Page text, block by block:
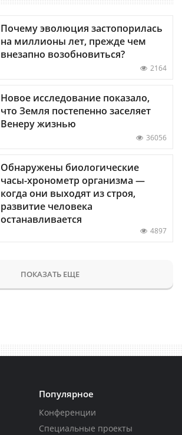
Почему эволюция застопорилась
на миллионы лет, прежде чем
внезапно возобновиться?
2164
Новое исследование показало,
что Земля постепенно заселяет
Венеру жизнью
36056
Обнаружены биологические
часы-хронометр организма —
когда они выходят из строя,
развитие человека
останавливается
4897
ПОКАЗАТЬ ЕЩЕ
Популярное
Конференции
Специальные проекты